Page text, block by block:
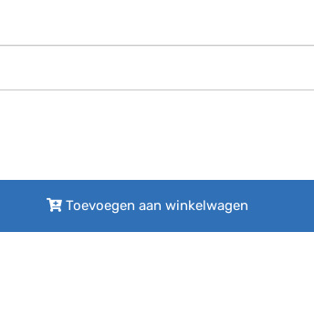
Toevoegen aan winkelwagen